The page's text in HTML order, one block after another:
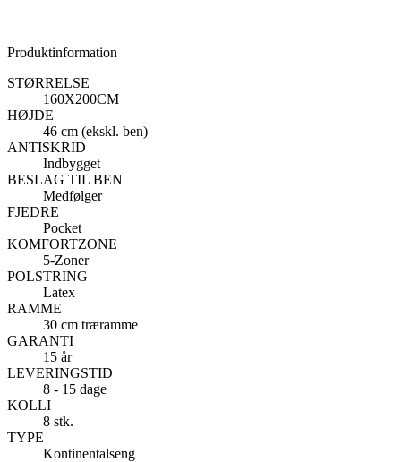
Produktinformation
STØRRELSE
160X200CM
HØJDE
46 cm (ekskl. ben)
ANTISKRID
Indbygget
BESLAG TIL BEN
Medfølger
FJEDRE
Pocket
KOMFORTZONE
5-Zoner
POLSTRING
Latex
RAMME
30 cm træramme
GARANTI
15 år
LEVERINGSTID
8 - 15 dage
KOLLI
8 stk.
TYPE
Kontinentalseng